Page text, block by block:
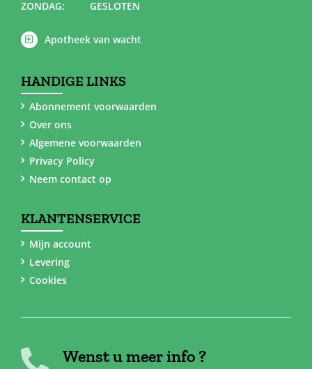
ZONDAG:
GESLOTEN
Apotheek van wacht
HANDIGE LINKS
Abonnement voorwaarden
Over ons
Algemene voorwaarden
Privacy Policy
Neem contact op
KLANTENSERVICE
Mijn account
Levering
Cookies
Wenst u meer info ?